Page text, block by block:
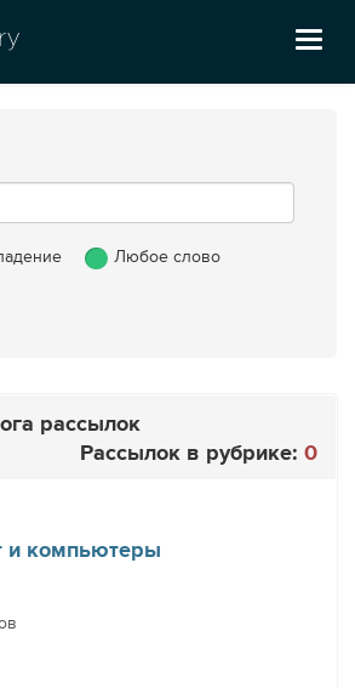
Любое слово
рассылок
Рассылок в рубрике: 0
и компьютеры